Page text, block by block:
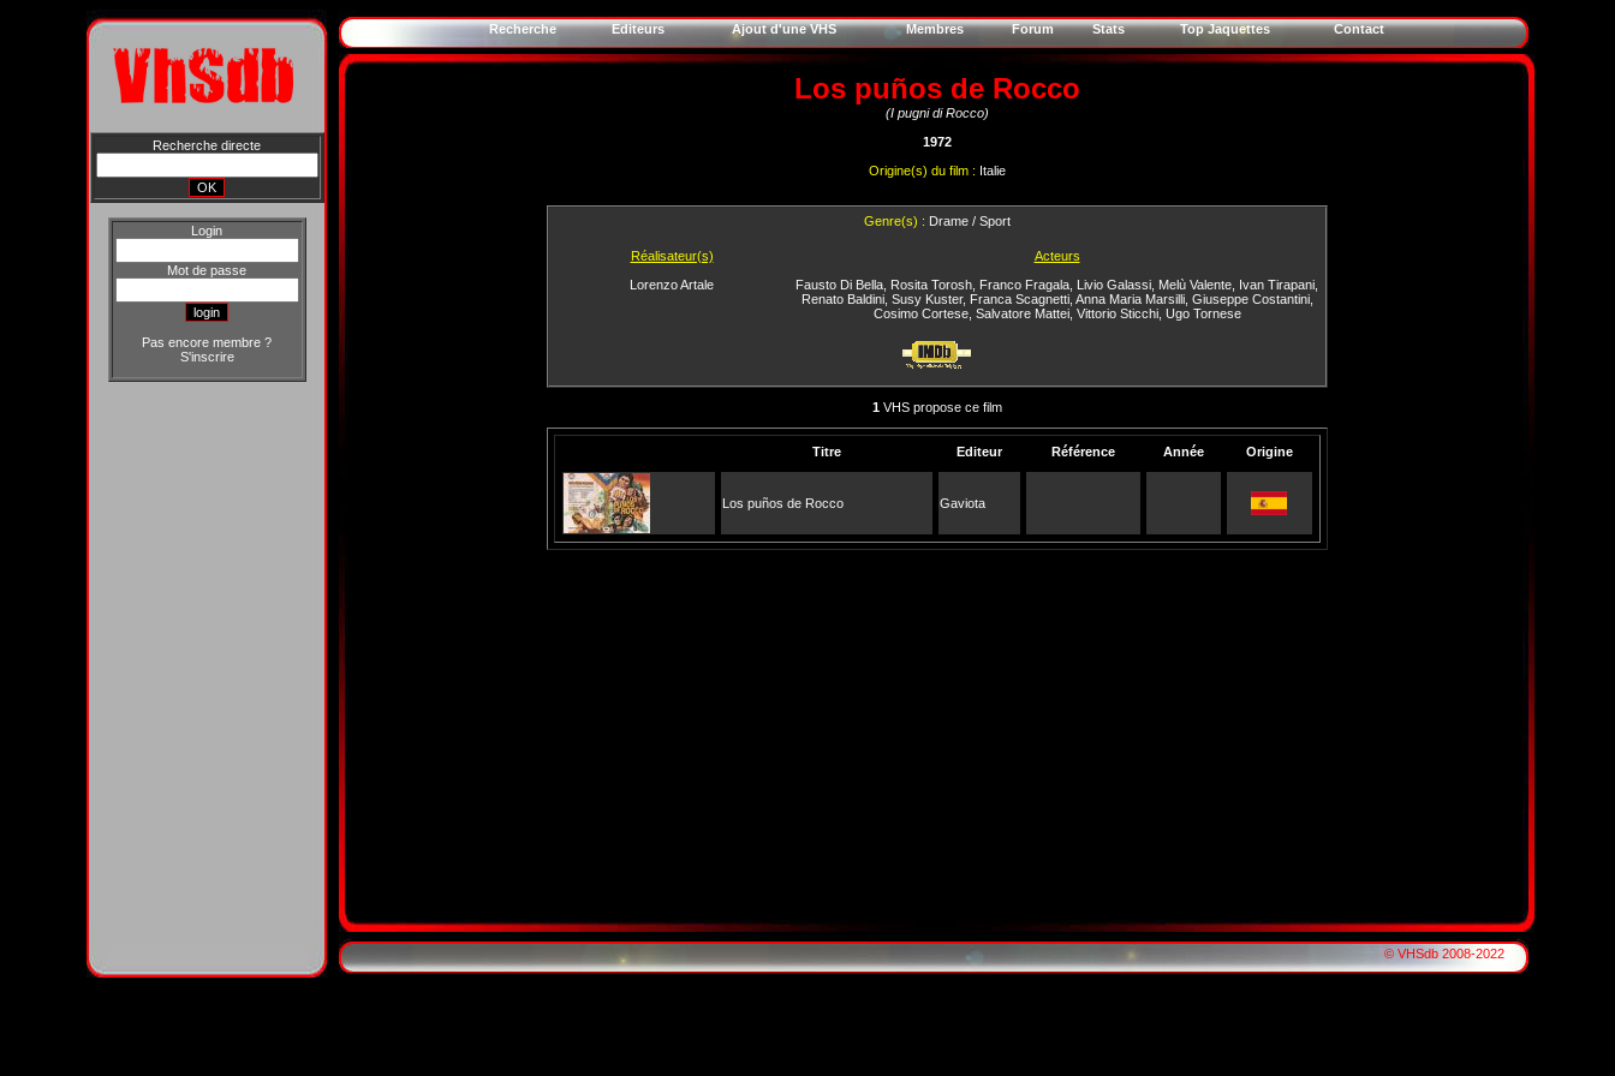
Recherche directe
Login
Mot de passe
Pas encore membre ?
S'inscrire
Recherche Editeurs Ajout d'une VHS Membres Forum Stats Top Jaquettes Contact
Los puños de Rocco
(I pugni di Rocco)
1972
Origine(s) du film : Italie
Genre(s) : Drame / Sport
Réalisateur(s)
Lorenzo Artale
Acteurs
Fausto Di Bella Rosita Torosh Franco Fragala Livio Galassi Melù Valente Ivan Tirapani
Renato Baldini, Susy Kuster, Franca Scagnetti, Anna Maria Marsilli, Giuseppe Costantini,
Cosimo Cortese, Salvatore Mattei, Vittorio Sticchi, Ugo Tornese
1VHS propose ce film
Titre Editeur Référence Année Origine
Los puños de Rocco Gaviota
© VHSdb 2008-2022